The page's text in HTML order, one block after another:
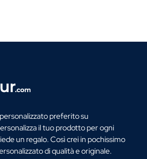
preferito su
il tuo prodotto per ogni
un regalo. Così crei in pochissimo
di qualità e originale.